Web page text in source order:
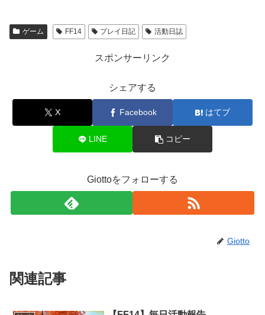
ゲーム FF14 プレイ日記 活動日誌
スポンサーリンク
シェアする
X Facebook はてブ
LINE コピー
Giottoをフォローする
Giotto
関連記事